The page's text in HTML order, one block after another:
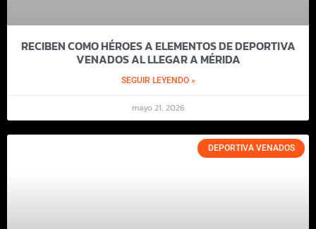
RECIBEN COMO HÉROES A ELEMENTOS DE DEPORTIVA
VENADOS AL LLEGAR A MÉRIDA
SEGUIR LEYENDO »
mayo 21, 2026
DEPORTIVA VENADOS